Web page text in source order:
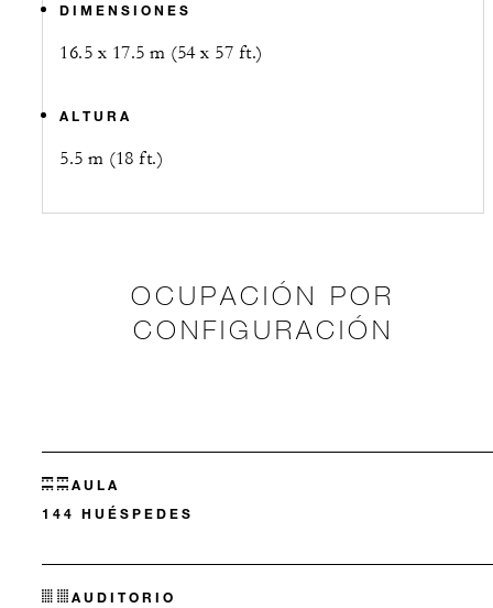
DIMENSIONES
16.5 x 17.5 m (54 x 57 ft.)
ALTURA
5.5 m (18 ft.)
OCUPACIÓN POR
CONFIGURACIÓN
AULA
144 HUÉSPEDES
AUDITORIO